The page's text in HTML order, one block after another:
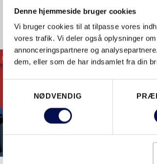
Denne hjemmeside bruger cookies
Vi bruger cookies til at tilpasse vores
vores trafik. Vi deler også oplysninger
annonceringspartnere og
dem, eller som de har indsamlet fra din
NØDVENDIG